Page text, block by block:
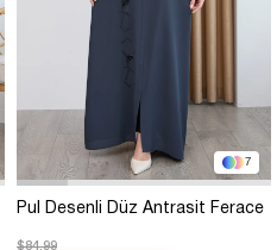
7
Pul Desenli Düz Antrasit Ferace
$84.99